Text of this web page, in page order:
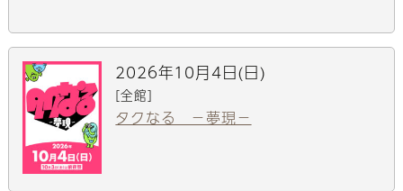
2026年10月4日(日)
[全館]
タクなる －夢現－